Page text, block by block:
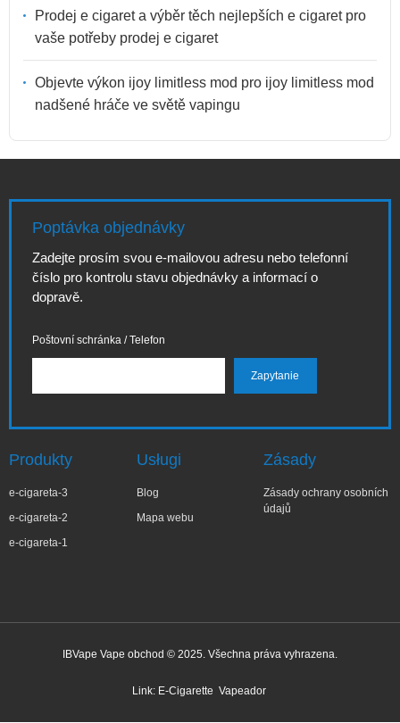
Prodej e cigaret a výběr těch nejlepších e cigaret pro
vaše potřeby prodej e cigaret
Objevte výkon ijoy limitless mod pro ijoy limitless mod
nadšené hráče ve světě vapingu
Poptávka objednávky
Zadejte prosím svou e-mailovou adresu nebo telefonní
číslo pro kontrolu stavu objednávky a informací o
dopravě.
Poštovní schránka / Telefon
Produkty
e-cigareta-3
e-cigareta-2
e-cigareta-1
Usługi
Blog
Mapa webu
Zásady
Zásady ochrany osobních
údajů
IBVape Vape obchod © 2025. Všechna práva vyhrazena.
Link: E-Cigarette Vapeador
✕
Joa***a